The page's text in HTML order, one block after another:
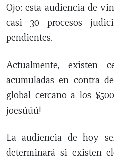
Ojo: esta audiencia de
casi 30 procesos
pendientes.
Actualmente, existen
acumuladas en contra
global cercano a los
joesúúú!
La audiencia de hoy
determinará si existen